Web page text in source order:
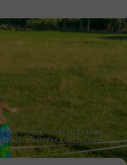
mogą nauczyć się z zabaw,
/ Fot. DVrcan / Getty